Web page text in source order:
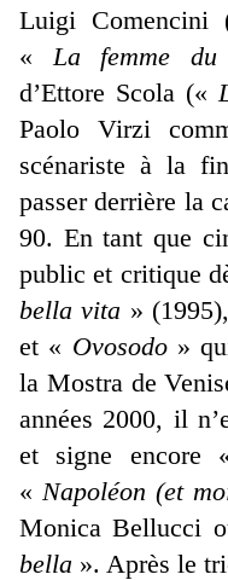
Luigi Comencini
« La femme du
d’Ettore Scola («
Paolo Virzi
scénariste à la
passer derrière la
90. En tant que
public et critique
bella vita »
et « Ovosodo »
la Mostra de
années 2000, il
et signe encore
« Napoléon (et
Monica Bellucci
bella ». Après le